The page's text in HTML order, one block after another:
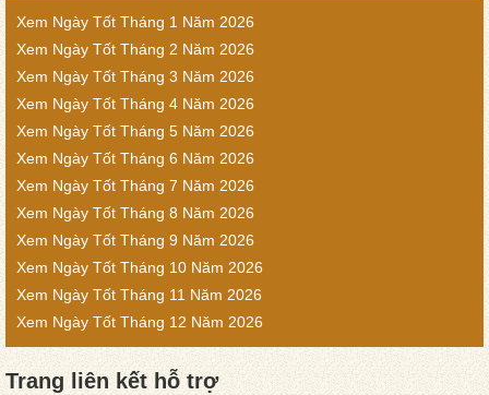
Xem Ngày Tốt Tháng 1 Năm 2026
Xem Ngày Tốt Tháng 2 Năm 2026
Xem Ngày Tốt Tháng 3 Năm 2026
Xem Ngày Tốt Tháng 4 Năm 2026
Xem Ngày Tốt Tháng 5 Năm 2026
Xem Ngày Tốt Tháng 6 Năm 2026
Xem Ngày Tốt Tháng 7 Năm 2026
Xem Ngày Tốt Tháng 8 Năm 2026
Xem Ngày Tốt Tháng 9 Năm 2026
Xem Ngày Tốt Tháng 10 Năm 2026
Xem Ngày Tốt Tháng 11 Năm 2026
Xem Ngày Tốt Tháng 12 Năm 2026
Trang liên kết hỗ trợ